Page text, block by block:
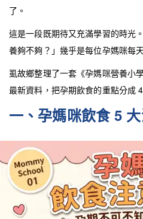
了。
這是一段既期待又充滿學習的時光
養夠不夠？」幾乎是每位孕媽咪每
虱故鄉整理了一套《孕媽咪營養小
最新資料，把孕期飲食的重點分成
一、孕媽咪飲食 5